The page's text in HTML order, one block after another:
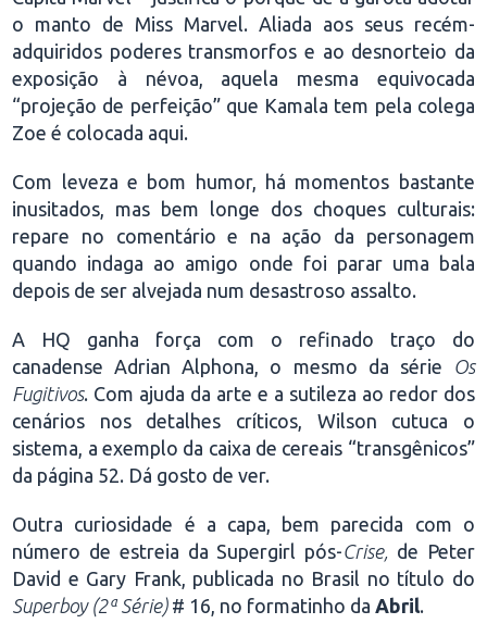
o manto de Miss Marvel. Aliada aos seus recém-
adquiridos poderes transmorfos e ao desnorteio da
exposição à névoa, aquela mesma equivocada
“projeção de perfeição” que Kamala tem pela colega
Zoe é colocada aqui.
Com leveza e bom humor, há momentos bastante
inusitados, mas bem longe dos choques culturais:
repare no comentário e na ação da personagem
quando indaga ao amigo onde foi parar uma bala
depois de ser alvejada num desastroso assalto.
A HQ ganha força com o refinado traço do
canadense Adrian Alphona, o mesmo da série
Os
Fugitivos. Com ajuda da arte e a sutileza ao redor dos
cenários nos detalhes críticos, Wilson cutuca o
sistema, a exemplo da caixa de cereais “transgênicos”
da página 52. Dá gosto de ver.
Outra curiosidade é a capa, bem parecida com o
número de estreia da Supergirl pós-Crise, de Peter
David e Gary Frank, publicada no Brasil no título do
Superboy (2ª Série) # 16, no formatinho daAbril.